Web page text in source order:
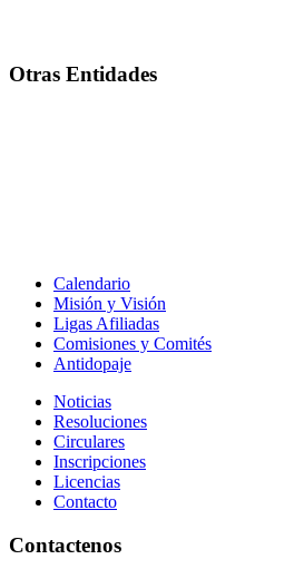
Otras Entidades
Calendario
Misión y Visión
Ligas Afiliadas
Comisiones y Comités
Antidopaje
Noticias
Resoluciones
Circulares
Inscripciones
Licencias
Contacto
Contactenos